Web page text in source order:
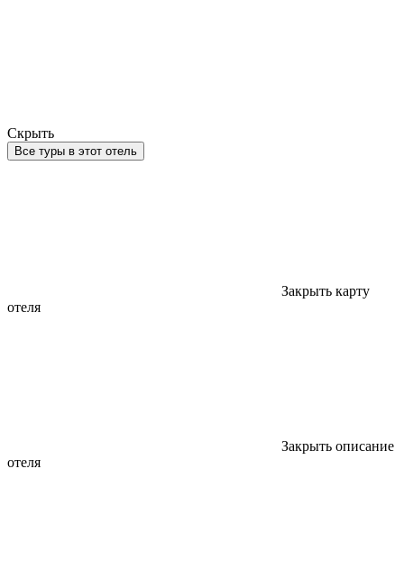
Скрыть
Все туры в этот отель
Закрыть карту
отеля
Закрыть описание
отеля